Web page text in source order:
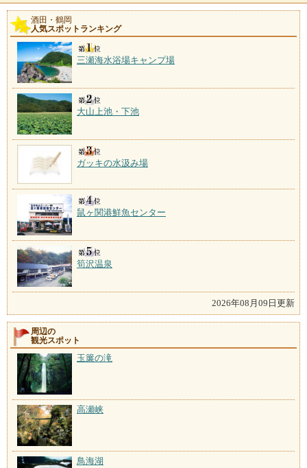
酒田・鶴岡
人気スポットランキング
三瀬海水浴場キャンプ場
大山上池・下池
ガッキの水汲み場
鼠ヶ関港鮮魚センター
筍沢温泉
2026年08月09日更新
周辺の
観光スポット
玉簾の滝
高瀬峡
鳥海湖